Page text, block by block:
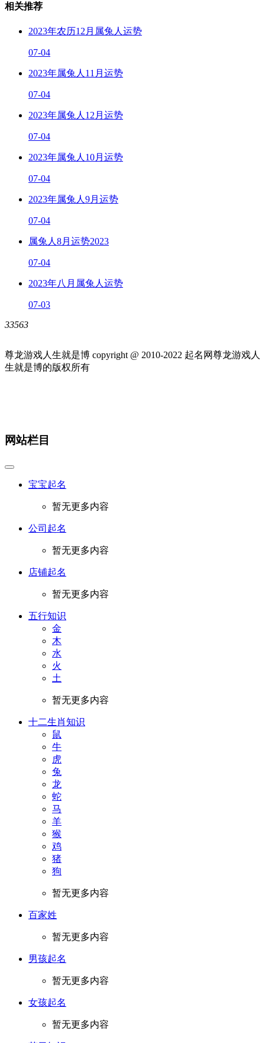
相关推荐
2023年农历12月属兔人运势
07-04
2023年属兔人11月运势
07-04
2023年属兔人12月运势
07-04
2023年属兔人10月运势
07-04
2023年属兔人9月运势
07-04
属兔人8月运势2023
07-04
2023年八月属兔人运势
07-03
33563
尊龙游戏人生就是博 copyright @ 2010-2022 起名网尊龙游戏人
生就是博的版权所有
网站栏目
宝宝起名
暂无更多内容
公司起名
暂无更多内容
店铺起名
暂无更多内容
五行知识
金
木
水
火
土
暂无更多内容
十二生肖知识
鼠
牛
虎
兔
龙
蛇
马
羊
猴
鸡
猪
狗
暂无更多内容
百家姓
暂无更多内容
男孩起名
暂无更多内容
女孩起名
暂无更多内容